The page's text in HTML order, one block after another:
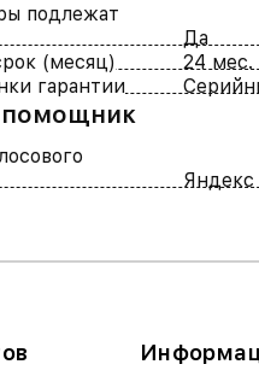
подлежат
Да
(месяц)
24 мес.
гарантии
помощник
Яндекс